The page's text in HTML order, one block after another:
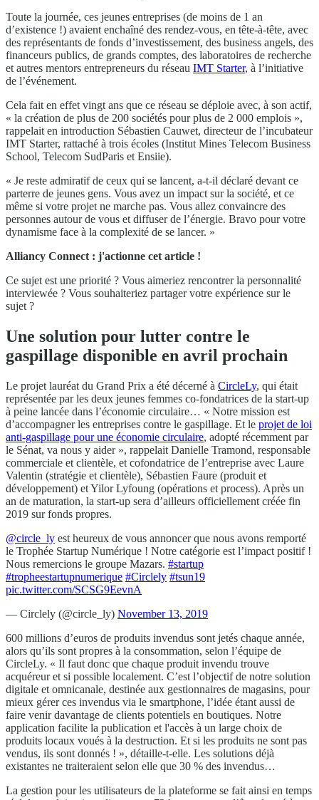
Toute la journée, ces jeunes entreprises (de moins de 1 an
d’existence !) avaient enchaîné des rendez-vous, en tête-à-tête, avec
des représentants de fonds d’investissement, des business angels, des
financeurs publics, de grands comptes, des laboratoires de recherche
et autres mentors entrepreneurs du réseau IMT Starter, à l’initiative
de l’événement.
Cela fait en effet vingt ans que ce réseau se déploie avec, à son actif,
« la création de plus de 200 sociétés pour plus de 2 000 emplois »,
rappelait en introduction Sébastien Cauwet, directeur de l’incubateur
IMT Starter, rattaché à trois écoles (Institut Mines Telecom Business
School, Telecom SudParis et Ensiie).
« Je reste admiratif de ceux qui se lancent, a-t-il déclaré devant ce
parterre de jeunes gens. Vous avez un impact sur la société, et ce
même si votre projet ne marche pas. Vous allez convaincre des
personnes autour de vous et diffuser de l’énergie. Bravo pour votre
dynamisme face à la complexité de se lancer. »
Alliancy Connect : j'actionne cet article !
Ce sujet est une priorité ? Vous aimeriez rencontrer la personnalité
interviewée ? Vous souhaiteriez partager votre expérience sur le
sujet ?
Une solution pour lutter contre le
gaspillage disponible en avril prochain
Le projet lauréat du Grand Prix a été décerné à CircleLy, qui était
représentée par les deux jeunes femmes co-fondatrices de la start-up
à peine lancée dans l’économie circulaire… « Notre mission est
d’accompagner les entreprises contre le gaspillage. Et le projet de loi
anti-gaspillage pour une économie circulaire, adopté récemment par
le Sénat, va nous y aider », rappelait Danielle Tramond, responsable
commerciale et clientèle, et cofondatrice de l’entreprise avec Laure
Valentin (stratégie et clientèle), Sébastien Faure (produit et
développement) et Yilor Lyfoung (opérations et process). Après un
an de maturation, la start-up sera d’ailleurs officiellement créée fin
2019 sur fonds propres.
@circle_ly est heureux de vous annoncer que nous avons remporté
le Trophée Startup Numérique ! Notre catégorie est l’impact positif !
Nous remercions le groupe Mazars. #startup
#tropheestartupnumerique #Circlely #tsun19
pic.twitter.com/SCSG9EevnA
— Circlely (@circle_ly) November 13, 2019
600 millions d’euros de produits invendus sont jetés chaque année,
alors qu’ils sont propres à la consommation, selon l’équipe de
CircleLy. « Il faut donc que chaque produit invendu trouve
acquéreur et si possible localement. C’est l’objectif de notre solution
digitale et omnicanale, destinée aux gestionnaires de magasins, pour
mieux gérer ces invendus via le smartphone, l’idée étant aussi de
faire venir davantage de clients potentiels en boutiques. Notre
application facilite la publication et l'accès à un large choix de
produits locaux voués à la destruction. Et si les produits ne sont pas
vendus, ils sont donnés ! », détaille-t-elle. Les solutions déjà
existantes ne traiteraient selon elle que 30 % des invendus…
La gestion pour les utilisateurs de la plateforme se fait ainsi en temps